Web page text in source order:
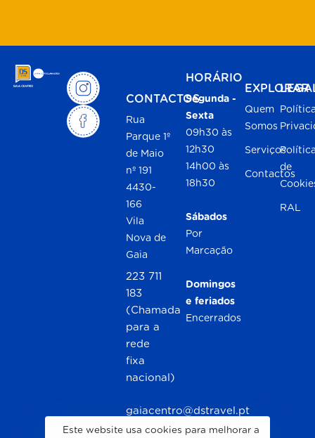
CONTACTOS
Rua
Parque 1º
de Maio
nº 191
4430-
166
Vila
Nova de
Gaia
223 711
183
(Chamada
para a
rede
fixa
nacional)
gaiacentro@dstravel.pt
HORÁRIO
Segunda -
Sexta
09h30 às
12h30
14h00 às
18h30
Sábados
Por
Marcação
Domingos
e feriados
Encerrados
EXPLORAR
Quem
Somos
Serviços
Contactos
de
RAL
Este website usa cookies para melhorar a